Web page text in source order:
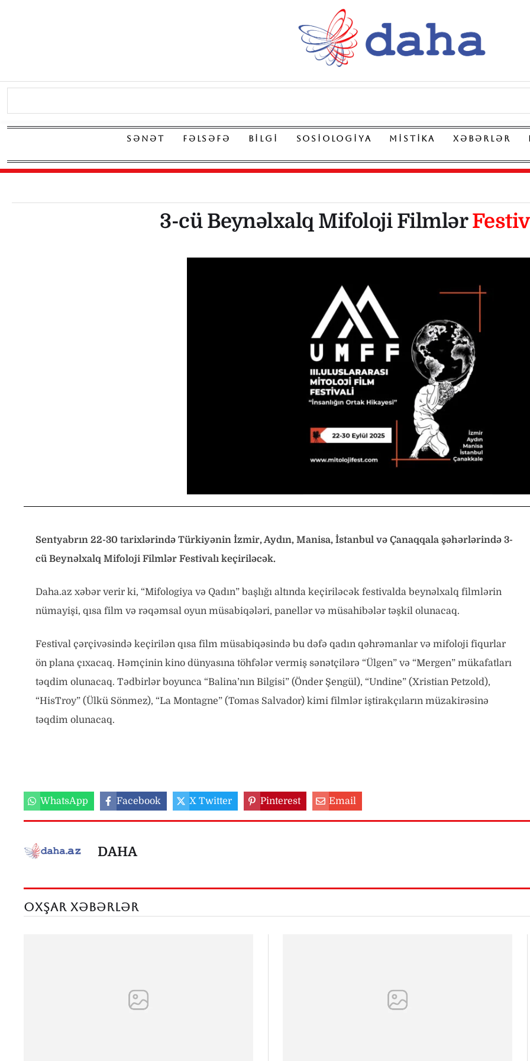
SƏNƏT FƏLSƏFƏ BILGI SOSIOLOGIYA MISTIKA XƏBƏRLƏR
3-cü Beynəlxalq Mifoloji Filmlər
Sentyabrın 22-30 tarixlərində Türkiyənin İzmir, Aydın, Manisa, İstanbul və Çanaqqala şəhərlərində 3-
cü Beynəlxalq Mifoloji Filmlər Festivalı keçiriləcək.
Daha.az xəbər verir ki, “Mifologiya və Qadın” başlığı altında keçiriləcək festivalda beynəlxalq filmlərin
nümayişi, qısa film və rəqəmsal oyun müsabiqələri, panellər və müsahibələr təşkil olunacaq.
Festival çərçivəsində keçirilən qısa film müsabiqəsində bu dəfə qadın qəhrəmanlar və mifoloji fiqurlar
ön plana çıxacaq. Həmçinin kino dünyasına töhfələr vermiş sənətçilərə “Ülgen” və “Mergen” mükafatları
təqdim olunacaq. Tədbirlər boyunca “Balina’nın Bilgisi” (Önder Şengül), “Undine” (Xristian Petzold),
“HisTroy” (Ülkü Sönmez), “La Montagne” (Tomas Salvador) kimi filmlər iştirakçıların müzakirəsinə
təqdim olunacaq.
WhatsApp Facebook X Twitter Pinterest Email
DAHA
OXŞAR XƏBƏRLƏR